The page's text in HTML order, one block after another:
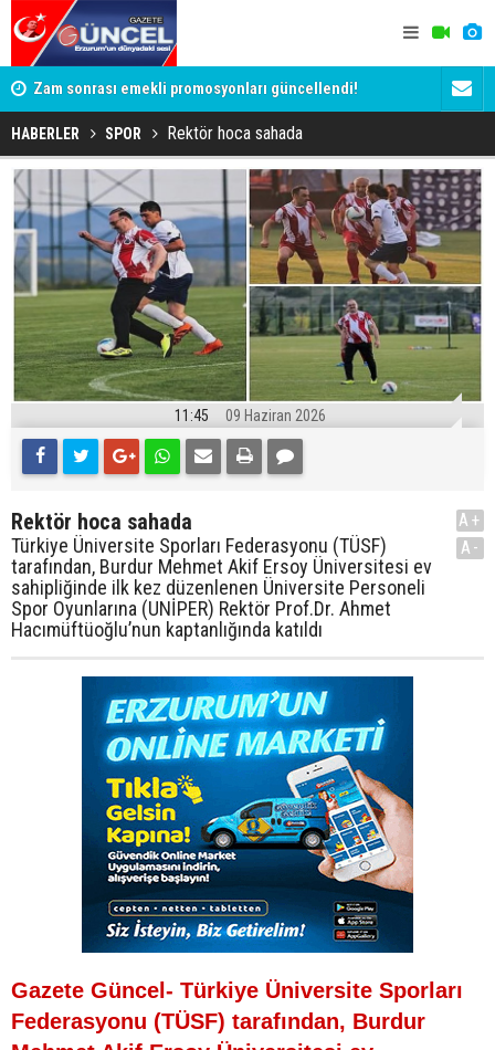
Zam sonrası emekli promosyonları güncellendi!
Ödemeler 32 bin TL'ye kadar çıkıyor
Salah
HABERLER SPOR Rektör hoca sahada
11:45 09 Haziran 2026
Rektör hoca sahada
Türkiye Üniversite Sporları Federasyonu (TÜSF)
tarafından, Burdur Mehmet Akif Ersoy Üniversitesi ev
sahipliğinde ilk kez düzenlenen Üniversite Personeli
Spor Oyunlarına (UNİPER) Rektör Prof.Dr. Ahmet
Hacımüftüoğlu’nun kaptanlığında katıldı
A+
A-
Gazete Güncel- Türkiye Üniversite Sporları
Federasyonu (TÜSF) tarafından, Burdur